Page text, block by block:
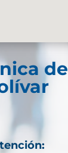
de